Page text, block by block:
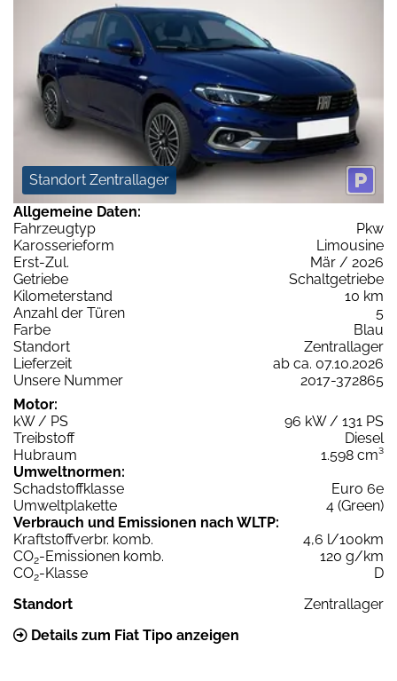
Standort Zentrallager
Allgemeine Daten:
Fahrzeugtyp
Pkw
Karosserieform
Limousine
Erst-Zul.
Mär / 2026
Getriebe
Schaltgetriebe
Kilometerstand
10 km
Anzahl der Türen
5
Farbe
Blau
Standort
Zentrallager
Lieferzeit
ab ca. 07.10.2026
Unsere Nummer
2017-372865
Motor:
kW / PS
96 kW / 131 PS
Treibstoff
Diesel
Hubraum
1.598 cm³
Umweltnormen:
Schadstoffklasse
Euro 6e
Umweltplakette
4 (Green)
Verbrauch und Emissionen nach WLTP:
Kraftstoffverbr. komb.
4,6 l/100km
CO2-Emissionen komb.
120 g/km
CO2-Klasse
D
Standort
Zentrallager
Details zum Fiat Tipo anzeigen